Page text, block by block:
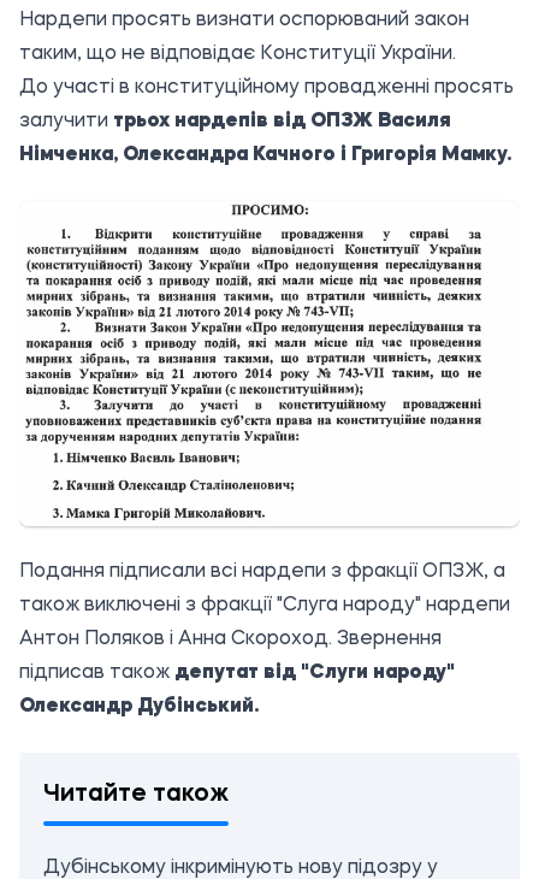
Нардепи просять визнати оспорюваний закон
таким, що не відповідає Конституції України.
До участі в конституційному провадженні просять
залучити трьох нардепів від ОПЗЖ Василя
Німченка, Олександра Качного і Григорія Мамку.
Подання підписали всі нардепи з фракції ОПЗЖ, а
також виключені з фракції "Слуга народу" нардепи
Антон Поляков і Анна Скороход. Звернення
підписав також депутат від "Слуги народу"
Олександр Дубінський.
Читайте також
Дубінському інкримінують нову підозру у